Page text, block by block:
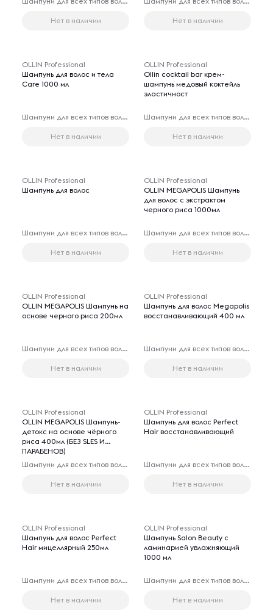
Нет в наличии Нет в наличии
OLLIN Professional
Шампунь для волос и тела
Care 1000 мл
Шампуни для всех типов волос
Нет в наличии
OLLIN Professional
Ollin cocktail bar крем-
шампунь медовый коктейль
эластичност
Шампуни для всех типов волос
Нет в наличии
OLLIN Professional
Шампунь для волос
Шампуни для всех типов волос
Нет в наличии
OLLIN Professional
OLLIN MEGAPOLIS Шампунь
для волос с экстрактом
черного риса 1000мл
Шампуни для всех типов волос
Нет в наличии
OLLIN Professional
OLLIN MEGAPOLIS Шампунь на
основе черного риса 200мл
Шампуни для всех типов волос
Нет в наличии
OLLIN Professional
Шампунь для волос Megapolis
восстанавливающий 400 мл
Шампуни для всех типов волос
Нет в наличии
OLLIN Professional
OLLIN MEGAPOLIS Шампунь-
детокс на основе чёрного
риса 400мл (БЕЗ SLES И
ПАРАБЕНОВ)
Шампуни для всех типов волос
Нет в наличии
OLLIN Professional
Шампунь для волос Perfect
Hair восстанавливающий
Шампуни для всех типов волос
Нет в наличии
OLLIN Professional
Шампунь для волос Perfect
Hair мицеллярный 250мл
Шампуни для всех типов волос
Нет в наличии
OLLIN Professional
Шампунь Salon Beauty с
ламинарией увлажняющий
1000 мл
Шампуни для всех типов волос
Нет в наличии